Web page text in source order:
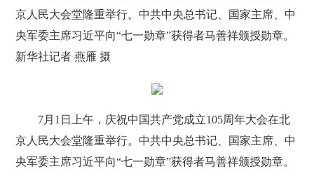
京人民大会堂隆重举行。中共中央总书记、国家主席、中
央军委主席习近平向“七一勋章”获得者马善祥颁授勋章。
新华社记者 燕雁 摄
7月1日上午，庆祝中国共产党成立105周年大会在北
京人民大会堂隆重举行。中共中央总书记、国家主席、中
央军委主席习近平向“七一勋章”获得者马善祥颁授勋章。